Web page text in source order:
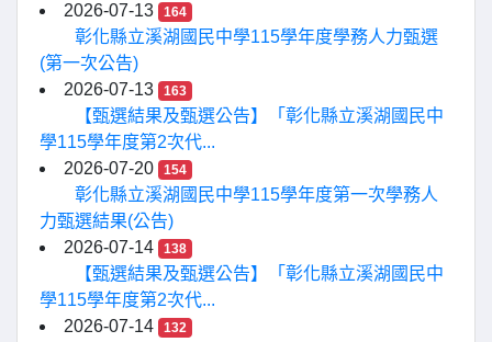
2026-07-13
164
彰化縣立溪湖國民中學115學年度學務人力甄選
(第一次公告)
2026-07-13
163
【甄選結果及甄選公告】「彰化縣立溪湖國民中
學115學年度第2次代...
2026-07-20
154
彰化縣立溪湖國民中學115學年度第一次學務人
力甄選結果(公告)
2026-07-14
138
【甄選結果及甄選公告】「彰化縣立溪湖國民中
學115學年度第2次代...
2026-07-14
132